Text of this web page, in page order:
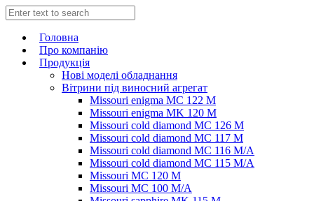
Головна
Про компанію
Продукція
Нові моделі обладнання
Вітрини під виносний агрегат
Missouri enigma MC 122 M
Missouri enigma MK 120 M
Missouri cold diamond MC 126 M
Missouri cold diamond MC 117 M
Missouri cold diamond MC 116 M/A
Missouri cold diamond MC 115 M/A
Missouri MC 120 M
Missouri MC 100 M/A